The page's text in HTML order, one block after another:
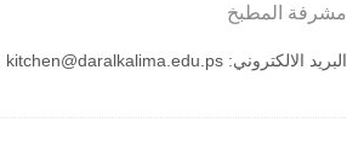
مشرفة المطبخ
البريد الالكتروني:kitchen@daralkalima.edu.ps